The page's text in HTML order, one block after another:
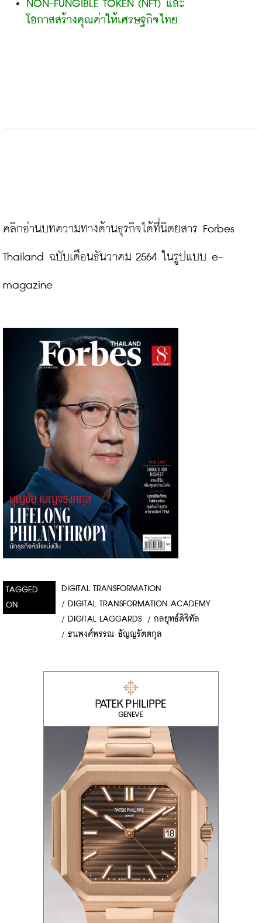
NON-FUNGIBLE TOKEN (NFT) และ
โอกาสสร้างคุณค่าให้เศรษฐกิจไทย
คลิกอ่านบทความทางด้านธุรกิจได้ที่นิตยสาร Forbes
Thailand ฉบับเดือนธันวาคม 2564 ในรูปแบบ e-
magazine
TAGGED
ON
DIGITAL TRANSFORMATION
/ DIGITAL TRANSFORMATION ACADEMY
/ DIGITAL LAGGARDS / กลยุทธ์ดิจิทัล
/ ธนพงศ์พรรณ ธัญญรัตตกุล